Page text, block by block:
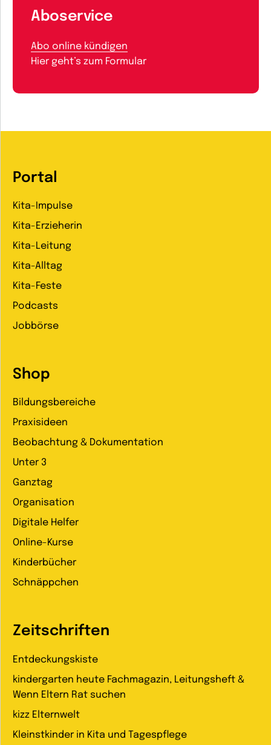
Aboservice
Abo online kündigen
Hier geht’s zum Formular
Portal
Kita-Impulse
Kita-Erzieherin
Kita-Leitung
Kita-Alltag
Kita-Feste
Podcasts
Jobbörse
Shop
Bildungsbereiche
Praxisideen
Beobachtung & Dokumentation
Unter 3
Ganztag
Organisation
Digitale Helfer
Online-Kurse
Kinderbücher
Schnäppchen
Zeitschriften
Entdeckungskiste
kindergarten heute Fachmagazin, Leitungsheft &
Wenn Eltern Rat suchen
kizz Elternwelt
Kleinstkinder in Kita und Tagespflege